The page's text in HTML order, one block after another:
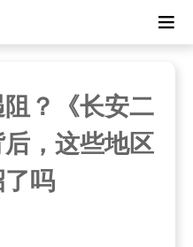
？《长安二
，这些地区
吗